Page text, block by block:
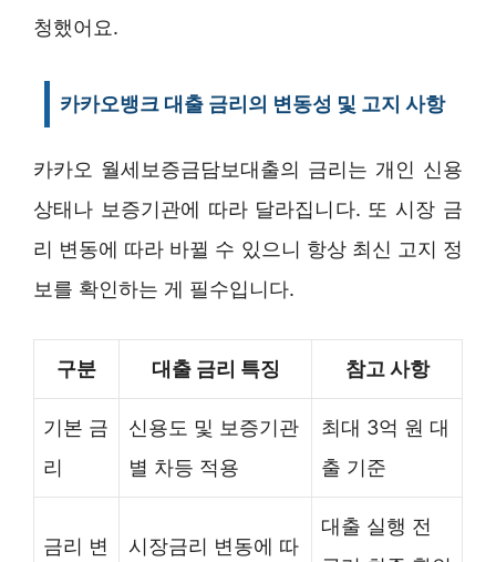
청했어요.
카카오뱅크 대출 금리의 변동성 및 고지 사항
카카오 월세보증금담보대출의 금리는 개인 신용
상태나 보증기관에 따라 달라집니다. 또 시장 금
리 변동에 따라 바뀔 수 있으니 항상 최신 고지 정
보를 확인하는 게 필수입니다.
구분 대출 금리 특징 참고 사항
기본 금
리
신용도 및 보증기관
별 차등 적용
최대 3억 원 대
출 기준
금리 변
시장금리 변동에 따
대출 실행 전